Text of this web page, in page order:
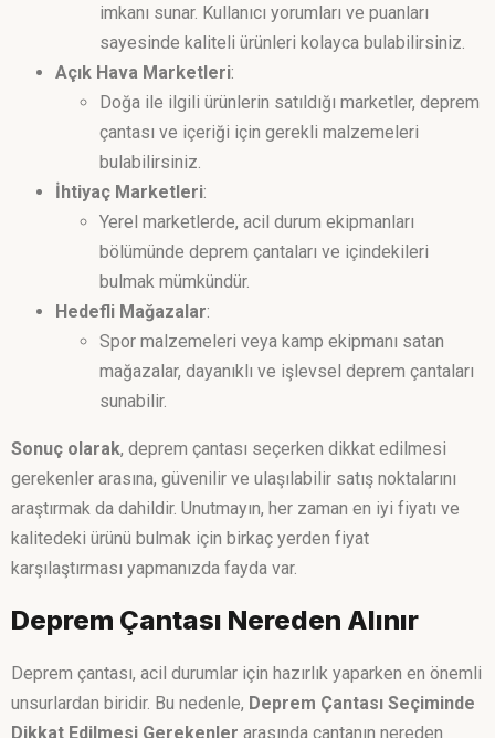
imkanı sunar. Kullanıcı yorumları ve puanları
sayesinde kaliteli ürünleri kolayca bulabilirsiniz.
Açık Hava Marketleri:
Doğa ile ilgili ürünlerin satıldığı marketler, deprem
çantası ve içeriği için gerekli malzemeleri
bulabilirsiniz.
İhtiyaç Marketleri:
Yerel marketlerde, acil durum ekipmanları
bölümünde deprem çantaları ve içindekileri
bulmak mümkündür.
Hedefli Mağazalar:
Spor malzemeleri veya kamp ekipmanı satan
mağazalar, dayanıklı ve işlevsel deprem çantaları
sunabilir.
Sonuç olarak, deprem çantası seçerken dikkat edilmesi
gerekenler arasına, güvenilir ve ulaşılabilir satış noktalarını
araştırmak da dahildir. Unutmayın, her zaman en iyi fiyatı ve
kalitedeki ürünü bulmak için birkaç yerden fiyat
karşılaştırması yapmanızda fayda var.
Deprem Çantası Nereden Alınır
Deprem çantası, acil durumlar için hazırlık yaparken en önemli
unsurlardan biridir. Bu nedenle, Deprem Çantası Seçiminde
Dikkat Edilmesi Gerekenler arasında çantanın nereden